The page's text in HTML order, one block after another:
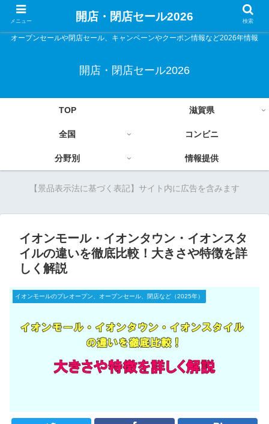
オープンセールや閉店セール、キャンペーンやクーポン情報など2026年情報
開店・閉店セール2026
TOP 滋賀県
全国 コンビニ
分野別 情報提供
【景品表示法に基づく表記】サイト内に広告を含みます
イオンモール・イオンタウン・イオンスタ
イルの違いを徹底比較！大きさや特徴を詳
しく解説
イオンモールのプレオープン、オープンセール、閉店など（2025年）
メニュー 開店・閉店セール2026 検索